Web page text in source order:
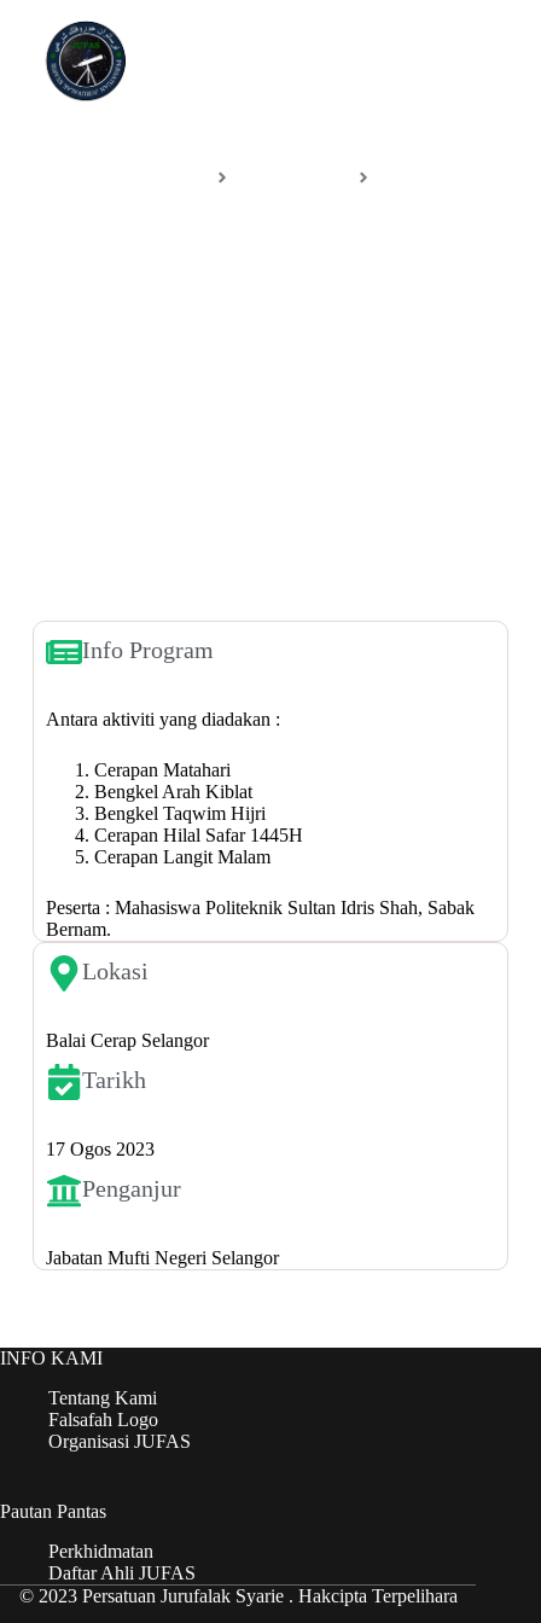
SEHARI BERSAMA FALAK
@ Balai Cerap Selangor &
Info Program
Antara aktiviti yang diadakan :
Cerapan Matahari
Bengkel Arah Kiblat
Bengkel Taqwim Hijri
Cerapan Hilal Safar 1445H
Cerapan Langit Malam
Peserta : Mahasiswa Politeknik Sultan Idris Shah, Sabak
Bernam.
Lokasi
Balai Cerap Selangor
Tarikh
17 Ogos 2023
Penganjur
Jabatan Mufti Negeri Selangor
INFO KAMI
Tentang Kami
Falsafah Logo
Organisasi JUFAS
Pautan Pantas
Perkhidmatan
Daftar Ahli JUFAS
© 2023 Persatuan Jurufalak Syarie . Hakcipta Terpelihara